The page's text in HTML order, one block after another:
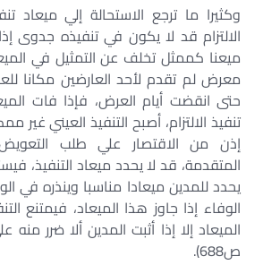
وكثيرا ما ترجع الاستحالة إلي ميعاد
الالتزام قد لا يكون في تنفيذه جدوى
ميعنا كممثل تخلف عن التمثيل في
معرض لم تقدم لأحد العارضين مكانا
حتى انقضت أيام العرض، فإذا فات
تنفيذ الالتزام، أصبح التنفيذ العيني
إذن من الاقتصار علي طلب
المتقدمة، قد لا يحدد ميعاد التنفيذ،
يحدد للمدين ميعادا مناسبا وينذره في
الوفاء إذا جاوز هذا الميعاد، فيمتنع
الميعاد إلا إذا أثبت المدين ألا ضرر منه
ص688).